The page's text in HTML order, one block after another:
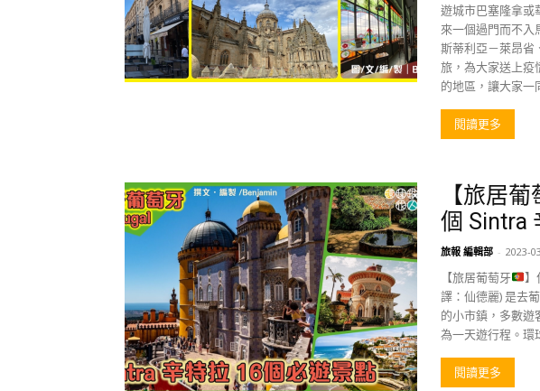
遊城市巴塞隆拿或
來一個過門而不入
斯蒂利亞－萊昂省
旅，為大家送上疫
的地區，讓大家一
閱讀更多
【旅居
個 Sintra
旅報 編輯部 - 2023-
【旅居葡萄牙
】
譯：仙德麗) 是去
的小市鎮，多數遊
為一天遊行程。環
閱讀更多